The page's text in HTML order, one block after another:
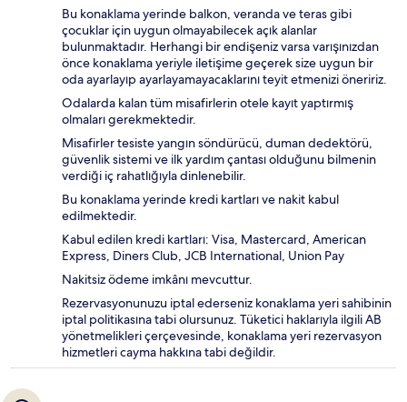
Bu konaklama yerinde balkon, veranda ve teras gibi
çocuklar için uygun olmayabilecek açık alanlar
bulunmaktadır. Herhangi bir endişeniz varsa varışınızdan
önce konaklama yeriyle iletişime geçerek size uygun bir
oda ayarlayıp ayarlayamayacaklarını teyit etmenizi öneririz.
Odalarda kalan tüm misafirlerin otele kayıt yaptırmış
olmaları gerekmektedir.
Misafirler tesiste yangın söndürücü, duman dedektörü,
güvenlik sistemi ve ilk yardım çantası olduğunu bilmenin
verdiği iç rahatlığıyla dinlenebilir.
Bu konaklama yerinde kredi kartları ve nakit kabul
edilmektedir.
Kabul edilen kredi kartları: Visa, Mastercard, American
Express, Diners Club, JCB International, Union Pay
Nakitsiz ödeme imkânı mevcuttur.
Rezervasyonunuzu iptal ederseniz konaklama yeri sahibinin
iptal politikasına tabi olursunuz. Tüketici haklarıyla ilgili AB
yönetmelikleri çerçevesinde, konaklama yeri rezervasyon
hizmetleri cayma hakkına tabi değildir.